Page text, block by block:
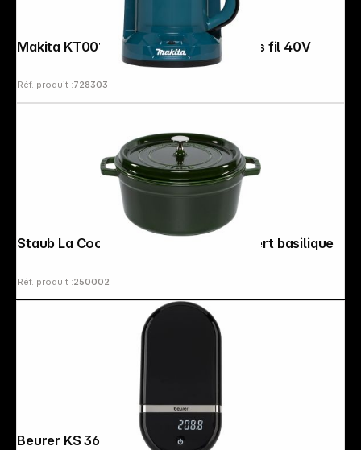
Makita KT001GZ Bouilloire électr. sans fil 40V
Réf. produit :728303
Staub La Cocotte 26cm rond fonte, vert basilique
Réf. produit :250002
Beurer KS 36 Balance de précision